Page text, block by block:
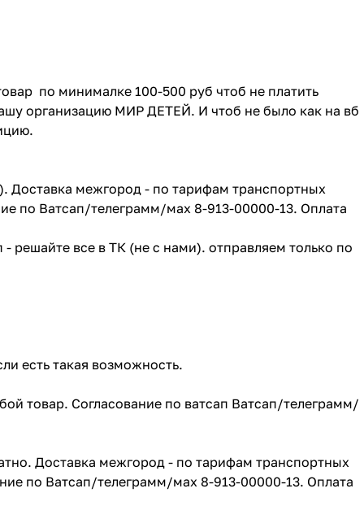
по минималке 100-500 руб чтоб не платить
организацию МИР ДЕТЕЙ. И чтоб не было как на вб
Доставка межгород - по тарифам транспортных
по Ватсап/телеграмм/мах 8-913-00000-13. Оплата
решайте все в ТК (не с нами). отправляем только по
есть такая возможность.
товар. Согласование по ватсап Ватсап/телеграмм/
Доставка межгород - по тарифам транспортных
по Ватсап/телеграмм/мах 8-913-00000-13. Оплата